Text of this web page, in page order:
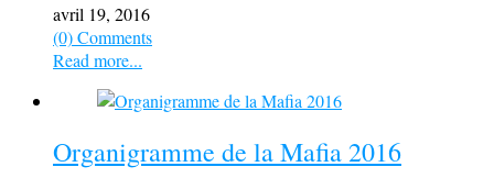
avril 19, 2016
(0) Comments
Read more...
Organigramme de la Mafia 2016